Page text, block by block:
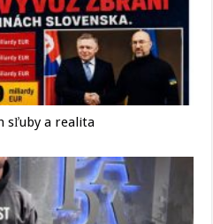
sľuby a realita